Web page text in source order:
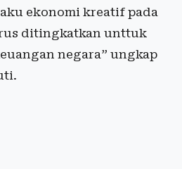
ekonomi kreatif pada
ditingkatkan unttuk
negara” ungkap